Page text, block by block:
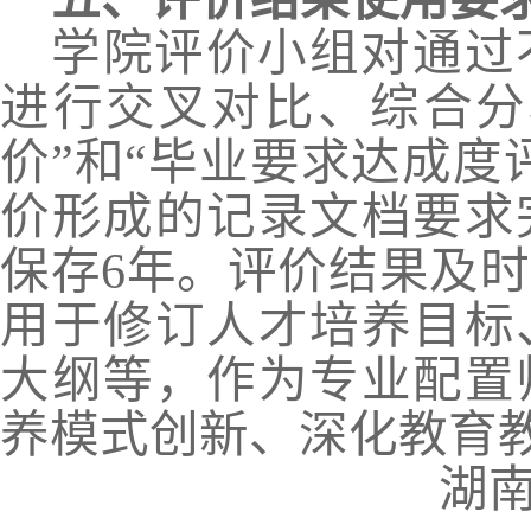
学院评价小组对通
进行交叉对比、综合
价”和“毕业要求达成度
价形成的记录文档要
保存6年。评价结果及
用于修订人才培养目
大纲等 ， 作为专业配
养模式创新、深化教育
湖